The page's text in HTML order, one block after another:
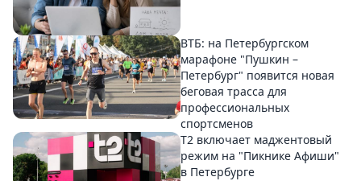
ВТБ: на Петербургском
марафоне "Пушкин –
Петербург" появится новая
беговая трасса для
профессиональных
спортсменов
Т2 включает маджентовый
режим на "Пикнике Афиши"
в Петербурге